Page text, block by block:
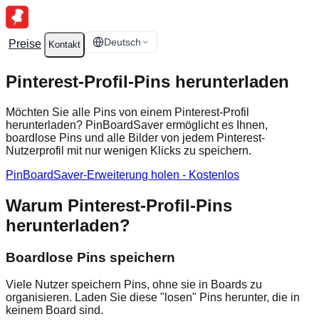
Preise Kontakt Deutsch
Pinterest-Profil-Pins herunterladen
Möchten Sie alle Pins von einem Pinterest-Profil
herunterladen? PinBoardSaver ermöglicht es Ihnen,
boardlose Pins und alle Bilder von jedem Pinterest-
Nutzerprofil mit nur wenigen Klicks zu speichern.
PinBoardSaver-Erweiterung holen - Kostenlos
Warum Pinterest-Profil-Pins
herunterladen?
Boardlose Pins speichern
Viele Nutzer speichern Pins, ohne sie in Boards zu
organisieren. Laden Sie diese "losen" Pins herunter, die in
keinem Board sind.